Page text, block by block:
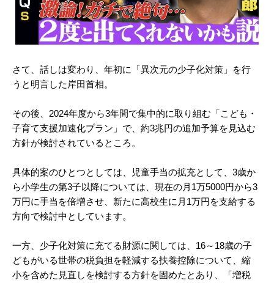
さて、話しは変わり、年初に「異次元の少子化対策」を行
うと明言した岸田首相。
その後、2024年度から3年間で集中的に取り組む「こども・
子育て支援加速化プラン」で、約3兆円の追加予算を見込む
方針が検討されているところ。
具体的案のひとつとしては、児童手当の拡充として、3歳か
ら小学生の第3子以降については、現在の月1万5000円から3
万円に手当を倍増させ、新たに高校生に月1万円を支給する
方向で検討中としています。
一方、少子化対策に充てる財源に関しては、16～18歳の子
どもがいる世帯の税負担を軽減する扶養控除について、縮
小を含めた見直しを検討する方針を固めたとあり、「増税